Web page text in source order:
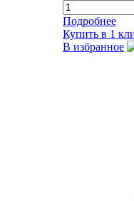
Подробнее
Купить в 1
В избранное